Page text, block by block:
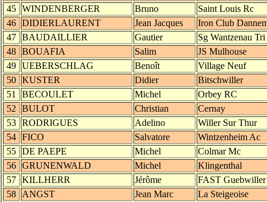
45
WINDENBERGER Bruno
Saint Louis Rc
46
DIDIERLAURENT Jean Jacques
Iron Club
47
BAUDAILLIER Gautier
Sg Wantzenau Tri
48
BOUAFIA Salim
JS Mulhouse
49
UEBERSCHLAG Benoît
Village Neuf
50
KUSTER Didier
Bitschwiller
51
BECOULET Michel
Orbey RC
52
BULOT Christian
Cernay
53
RODRIGUES Adelino
Willer Sur Thur
54
FICO Salvatore
Wintzenheim Ac
55
DE PAEPE Michel
Colmar Mc
56
GRUNENWALD Michel
Klingenthal
57
KILLHERR Jérôme
FAST Guebwiller
58
ANGST Jean Marc
La Steigeoise